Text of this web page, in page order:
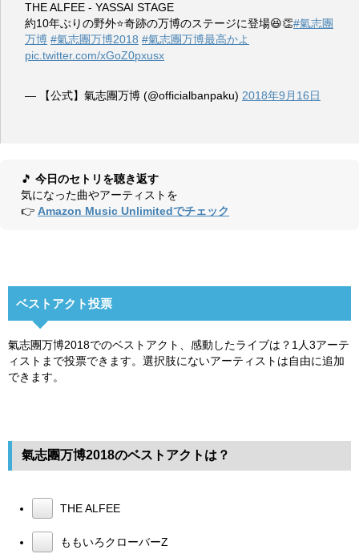
THE ALFEE - YASSAI STAGE
約10年ぶりの野外⭐️奇跡の万博のステージに登場😆👏#氣志團
万博 #氣志團万博2018 #氣志團万博最高かよ
pic.twitter.com/xGoZ0pxusx
— 【公式】氣志團万博 (@officialbanpaku) 2018年9月16日
🎵 今日のセトリを聴き返す
気になった曲やアーティストを
👉 Amazon Music Unlimitedでチェック
ベストアクト投票
氣志團万博2018でのベストアクト、感動したライブは？1人3アーテ
ィストまで投票できます。選択肢にないアーティストは自由に追加
できます。
氣志團万博2018のベストアクトは？
THE ALFEE
ももいろクローバーZ